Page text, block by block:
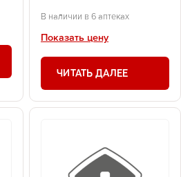
В наличии в 6 аптеках
Показать цену
ЧИТАТЬ ДАЛЕЕ